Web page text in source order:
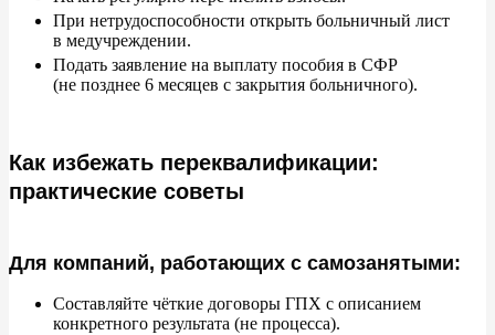
При нетрудоспособности открыть больничный лист
в медучреждении.
Подать заявление на выплату пособия в СФР
(не позднее 6 месяцев с закрытия больничного).
Как избежать переквалификации:
практические советы
Для компаний, работающих с самозанятыми:
Составляйте чёткие договоры ГПХ с описанием
конкретного результата (не процесса).